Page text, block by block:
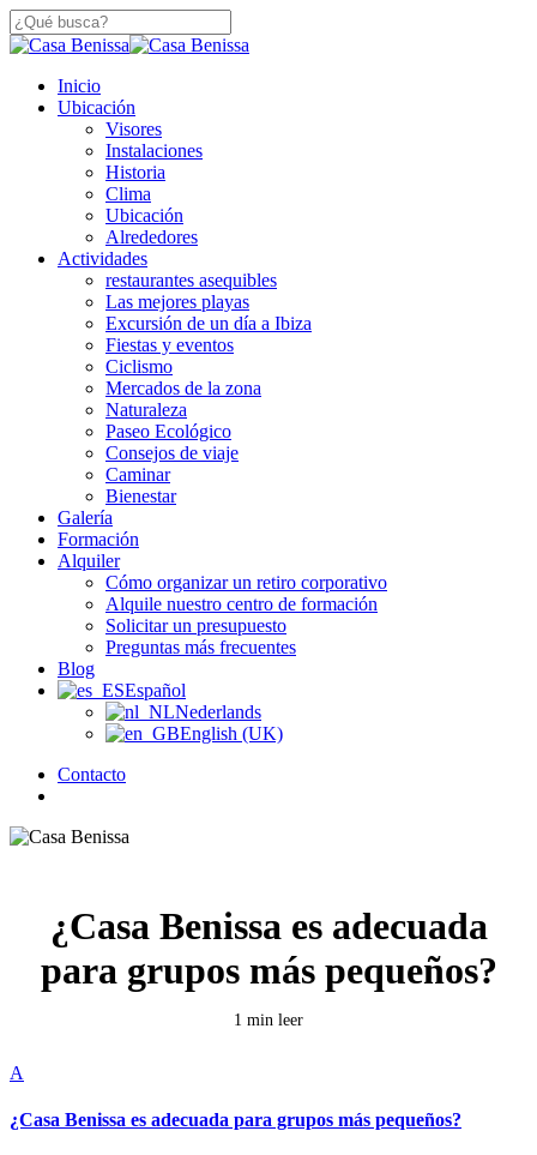
Saltar
a
principal
Cerca
Búsqueda
búsqueda
Menú
Inicio
Ubicación
Visores
Instalaciones
Historia
Clima
Ubicación
Alrededores
Actividades
restaurantes asequibles
Las mejores playas
Excursión de un día a Ibiza
Fiestas y eventos
Ciclismo
Mercados de la zona
Naturaleza
Paseo Ecológico
Consejos de viaje
Caminar
Bienestar
Galería
Formación
Alquiler
Cómo organizar un retiro corporativo
Alquile nuestro centro de formación
Solicitar un presupuesto
Preguntas más frecuentes
Blog
Español
Nederlands
English (UK)
Contacto
¿Casa Benissa es adecuada
para grupos más pequeños?
1 min leer
A
¿Casa Benissa es adecuada para grupos más pequeños?